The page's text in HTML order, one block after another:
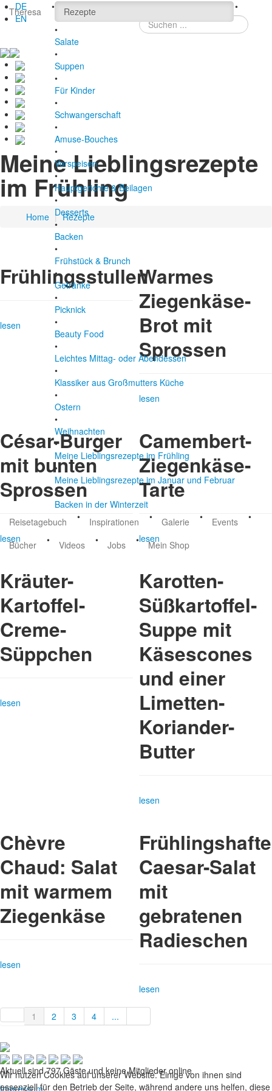
DE
EN
Theresa •
Rezepte
•
Salate
•
Suppen
•
Für Kinder
•
Schwangerschaft
•
Amuse-Bouches
•
Vorspeisen
•
Hauptgerichte & Beilagen
•
Desserts
•
Backen
•
Frühstück & Brunch
•
Getränke
•
Picknick
•
Beauty Food
•
Leichtes Mittag- oder Abendessen
•
Klassiker aus Großmutters Küche
•
Ostern
•
Weihnachten
•
Meine Lieblingsrezepte im Frühling
•
Meine Lieblingsrezepte im Januar und Februar
•
Backen in der Winterzeit
•
Reisetagebuch • Inspirationen • Galerie • Events •
Bücher • Videos • Jobs • Mein Shop
Meine Lieblingsrezepte
im Frühling
Home | Rezepte
Frühlingsstullen
lesen
Warmes
Ziegenkäse-
Brot mit
Sprossen
lesen
César-Burger
mit bunten
Sprossen
lesen
Camembert-
Ziegenkäse-
Tarte
lesen
Kräuter-
Kartoffel-
Creme-
Süppchen
lesen
Karotten-
Süßkartoffel-
Suppe mit
Käsescones
und einer
Limetten-
Koriander-
Butter
lesen
Chèvre
Chaud: Salat
mit warmem
Ziegenkäse
lesen
Caesar-Salat
mit
gebratenen
Radieschen
lesen
1 2 3 4 ...
Aktuell sind 797 Gäste und keine Mitglieder online
Wir nutzen Cookies auf unserer Website. Einige von ihnen sind
essenziell für den Betrieb der Seite, während andere uns helfen, diese